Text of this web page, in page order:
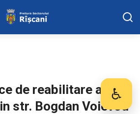
♿
+373 (22) 44 10
de reabilitare a
str. Bogdan Voievod